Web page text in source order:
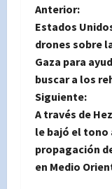
N
a
v
e
g
a
Anterior:
Estados
drones sobre
Gaza para
buscar a los
Siguiente:
A través de
le bajó el tono
propagación
en Medio